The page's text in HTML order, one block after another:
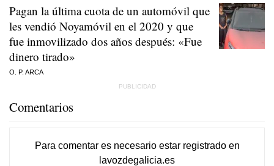
Pagan la última cuota de un automóvil que
les vendió Noyamóvil en el 2020 y que
fue inmovilizado dos años después: «Fue
dinero tirado»
O. P. ARCA
Comentarios
Para comentar es necesario estar registradoen
lavozdegalicia.es